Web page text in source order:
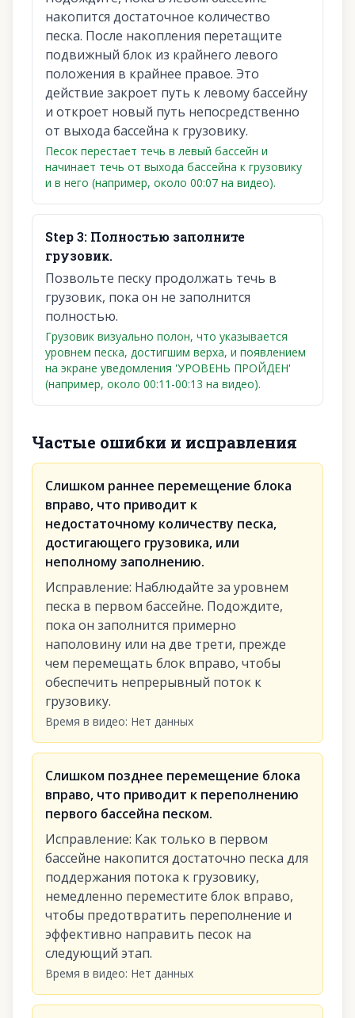
накопится достаточное количество
песка. После накопления перетащите
подвижный блок из крайнего левого
положения в крайнее правое. Это
действие закроет путь к левому бассейну
и откроет новый путь непосредственно
от выхода бассейна к грузовику.
Песок перестает течь в левый бассейн и
начинает течь от выхода бассейна к грузовику
и в него (например, около 00:07 на видео).
Step3: Полностью заполните
грузовик.
Позвольте песку продолжать течь в
грузовик, пока он не заполнится
полностью.
Грузовик визуально полон, что указывается
уровнем песка, достигшим верха, и появлением
на экране уведомления 'УРОВЕНЬ ПРОЙДЕН'
(например, около 00:11-00:13 на видео).
Частые ошибки и исправления
Слишком раннее перемещение блока
вправо, что приводит к
недостаточному количеству песка,
достигающего грузовика, или
неполному заполнению.
Исправление: Наблюдайте за уровнем
песка в первом бассейне. Подождите,
пока он заполнится примерно
наполовину или на две трети, прежде
чем перемещать блок вправо, чтобы
обеспечить непрерывный поток к
грузовику.
Время в видео: Нет данных
Слишком позднее перемещение блока
вправо, что приводит к переполнению
первого бассейна песком.
Исправление: Как только в первом
бассейне накопится достаточно песка для
поддержания потока к грузовику,
немедленно переместите блок вправо,
чтобы предотвратить переполнение и
эффективно направить песок на
следующий этап.
Время в видео: Нет данных